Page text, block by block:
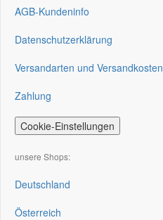
AGB-Kundeninfo
Datenschutzerklärung
Versandarten und Versandkosten
Zahlung
Cookie-Einstellungen
unsere Shops:
Deutschland
Österreich